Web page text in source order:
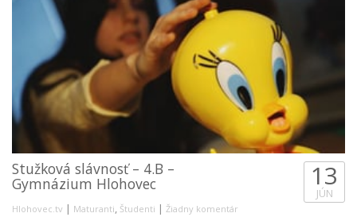
Stužková slávnosť – 4.B –
Gymnázium Hlohovec
Hlohovec.tv | Maturanti, Študenti | Žiadny komentár
13
JÚN